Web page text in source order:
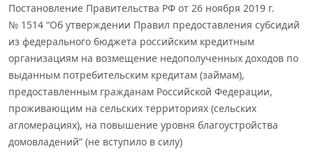
Постановление Правительства РФ от 26 ноября 2019 г.
№ 1514 “Об утверждении Правил предоставления субсидий
из федерального бюджета российским кредитным
организациям на возмещение недополученных доходов по
выданным потребительским кредитам (займам),
предоставленным гражданам Российской Федерации,
проживающим на сельских территориях (сельских
агломерациях), на повышение уровня благоустройства
домовладений” (не вступило в силу)